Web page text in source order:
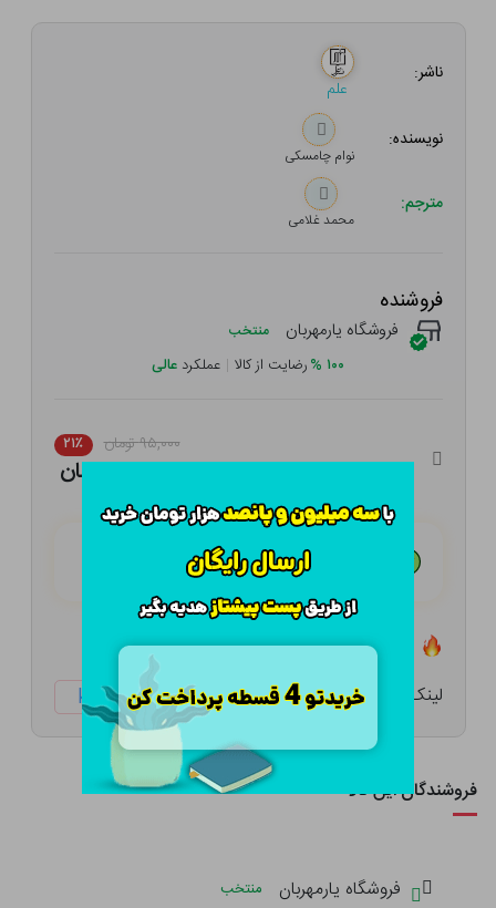
ناشر:
علم
نویسنده:
نوام چامسکی
مترجم:
محمد غلامی
فروشنده
فروشگاه یارمهربان منتخب
۱۰۰ %رضایت از کالا | عملکرد عالی
۹۵,۰۰۰ تومان ۲۱٪
۷۵,۰۵۰ تومان
هـر قسط با تــرب‌پــی:
تعداد ۰ عدد در انبار موجود است
لینک کوتاه: ketabtala.com/sbp-33809
فروشندگان این کالا
فروشگاه یارمهربان
منتخب